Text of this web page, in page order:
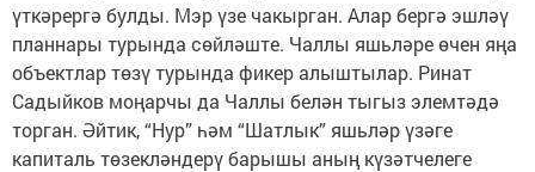
үткәрергә булды. Мэр үзе чакырган. Алар бергә эшләү
планнары турында сөйләште. Чаллы яшьләре өчен яңа
объектлар төзү турында фикер алыштылар. Ринат
Садыйков моңарчы да Чаллы белән тыгыз элемтәдә
торган. Әйтик, “Нур” һәм “Шатлык” яшьләр үзәге
капиталь төзекләндерү барышы аның күзәтчелеге